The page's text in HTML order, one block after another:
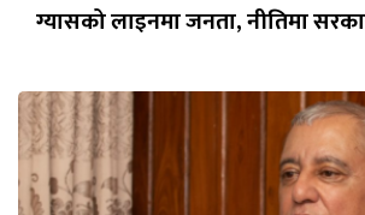
ग्यासको लाइनमा जनता, नीतिमा